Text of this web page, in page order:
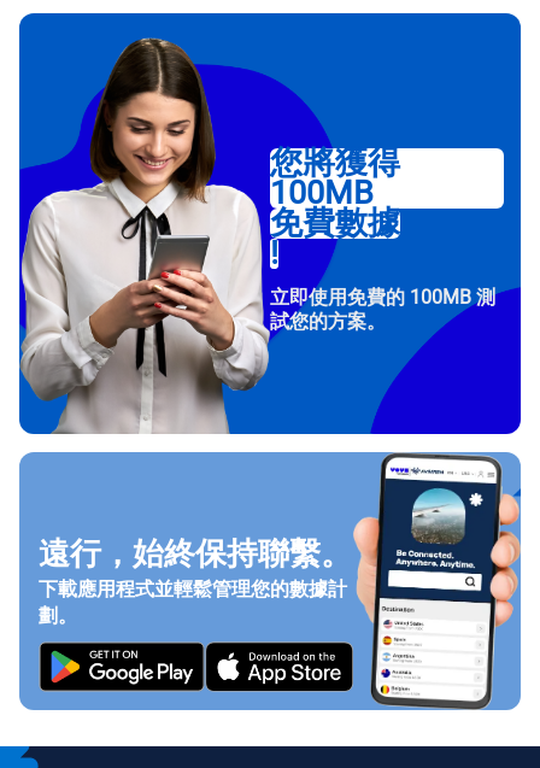
您將獲得
100MB
免費數據
!
立即使用免費的 100MB 測
試您的方案。
遠行，始終保持聯繫。
下載應用程式並輕鬆管理您的數據計
劃。